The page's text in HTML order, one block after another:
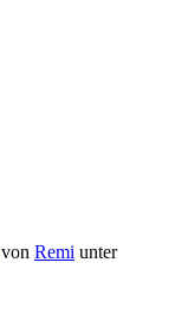
von Remi unter